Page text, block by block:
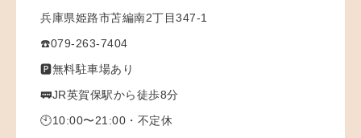
兵庫県姫路市苫編南2丁目347-1
☎️079-263-7404
🅿️無料駐車場あり
🚃JR英賀保駅から徒歩8分
🕙10:00〜21:00・不定休